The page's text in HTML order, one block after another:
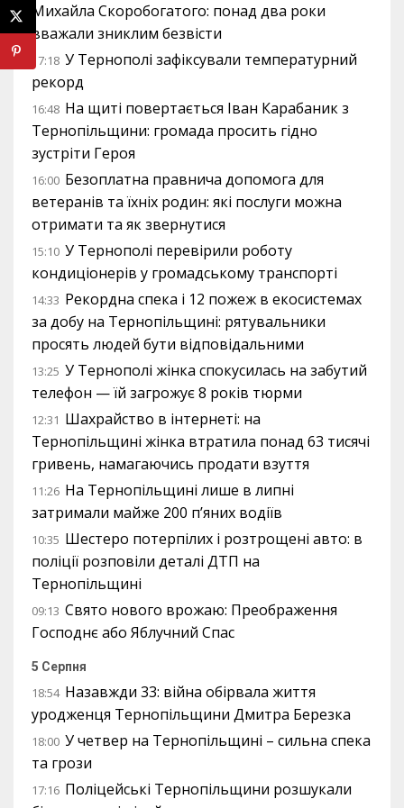
Михайла Скоробогатого: понад два роки
вважали зниклим безвісти
17:18 У Тернополі зафіксували температурний
рекорд
16:48 На щиті повертається Іван Карабаник з
Тернопільщини: громада просить гідно
зустріти Героя
16:00 Безоплатна правнича допомога для
ветеранів та їхніх родин: які послуги можна
отримати та як звернутися
15:10 У Тернополі перевірили роботу
кондиціонерів у громадському транспорті
14:33 Рекордна спека і 12 пожеж в екосистемах
за добу на Тернопільщині: рятувальники
просять людей бути відповідальними
13:25 У Тернополі жінка спокусилась на забутий
телефон — їй загрожує 8 років тюрми
12:31 Шахрайство в інтернеті: на
Тернопільщині жінка втратила понад 63 тисячі
гривень, намагаючись продати взуття
11:26 На Тернопільщині лише в липні
затримали майже 200 п’яних водіїв
10:35 Шестеро потерпілих і розтрощені авто: в
поліції розповіли деталі ДТП на
Тернопільщині
09:13 Свято нового врожаю: Преображення
Господнє або Яблучний Спас
5 Серпня
18:54 Назавжди 33: війна обірвала життя
уродженця Тернопільщини Дмитра Березка
18:00 У четвер на Тернопільщині – сильна спека
та грози
17:16 Поліцейські Тернопільщини розшукали